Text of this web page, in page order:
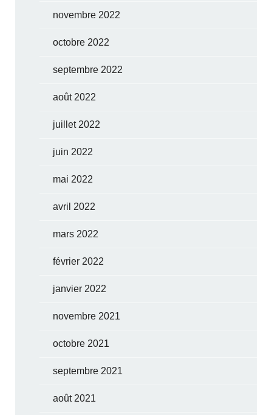
novembre 2022
octobre 2022
septembre 2022
août 2022
juillet 2022
juin 2022
mai 2022
avril 2022
mars 2022
février 2022
janvier 2022
novembre 2021
octobre 2021
septembre 2021
août 2021